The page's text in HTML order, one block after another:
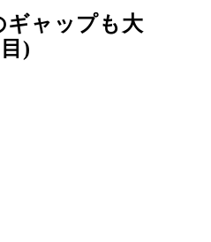
ギャップも大
)